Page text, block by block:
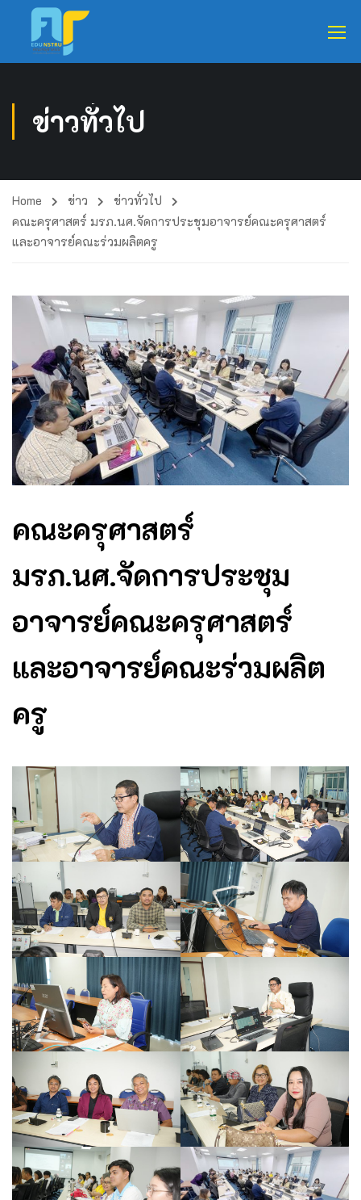
ข่าวทั่วไป
Home ข่าว
ข่าวทั่วไป
คณะครุศาสตร์ มรภ.นศ.จัดการประชุมอาจารย์คณะครุศาสตร์
และอาจารย์คณะร่วมผลิตครู
คณะครุศาสตร์
มรภ.นศ.จัดการประชุม
อาจารย์คณะครุศาสตร์
และอาจารย์คณะร่วมผลิต
ครู